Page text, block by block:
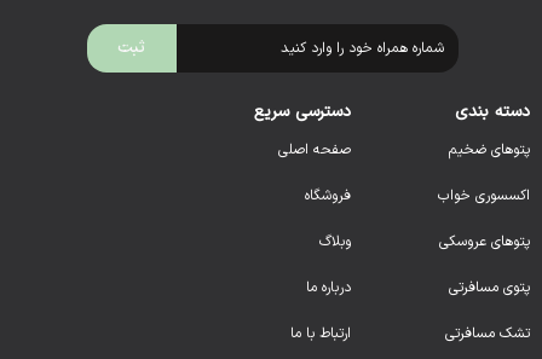
دسته بندی
پتوهای ضخیم
اکسسوری خواب
پتوهای عروسکی
پتوی مسافرتی
تشک مسافرتی
دسترسی سریع
صفحه اصلی
فروشگاه
وبلاگ
درباره ما
ارتباط با ما